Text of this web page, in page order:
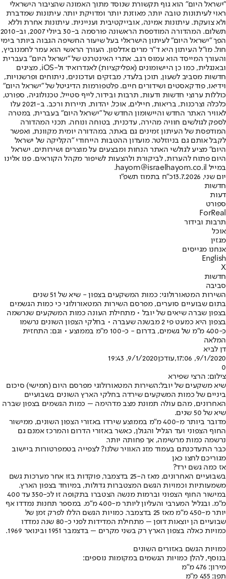
"ישראל היום" הוא גוף תקשורת שנוסד מתוך האמונה שהציבור הישראלי
ראוי לעיתונות טובה יותר, מאוזנת יותר ומדויקת יותר. עיתונות שמדברת
ולא צועקת. עיתונות אמינה, אובייקטיבית ועניינית. עיתונות אחרת וללא
תשלום. המהדורה המודפסת הראשונה פורסמה ב-30 ביולי 2007, וב-2010
הפך "ישראל היום" לעיתון הישראלי בעל שיעור החשיפה הגבוה ביותר בימי
חול. מו"ל העיתון היא ד"ר מרים אדלסון. העורך הראשי הוא עמר לחמנוביץ,
והעורך המייסד הוא עמוס רגב. אתרי האינטרנט של "ישראל היום" בעברית
ובאנגלית, כמו כן היישומונים (אפליקציות) לאנדרואיד ול-iOS, מציגים
חדשות מסביב לשעון, תוכן בלעדי, מבזקים ועדכונים, ניתוחים ופרשנויות,
וידיאו, פודקאסטים ושידורים חיים. פלטפורמות הדיגיטל של "ישראל היום"
כוללות ערוצי חדשות ודעות, תרבות ובידור, לייף סטייל, טכנולוגיה, ספורט,
כלכלה וצרכנות, בריאות, חיילים, אוכל, יהדות, תיירות ורכב. ב-2021 עלו
לאוויר האתר החדש והיישומון החדש של "ישראל היום" בעברית, במטרה
לספק לגולשים חוויה מהירה, עדכנית, בטוחה ונוחה. תכני המהדורה
המודפסת של העיתון זמינים גם באתר, במהדורה יומית מקוונת, ואפשר
לקבל אותם גם בניוזלטר. מועדון ההטבות הייחודי "הקליקה של ישראל
היום" מציע לגולשי האתר הנחות ומבצעים על מוצרים ושירותים. ישראל
היום פתוח להערות, לביקורת ולהצעות לשיפור מקהל הקוראים. פנו אלינו
במייל hayom@israelhayom.co.il.
יום שני, 13.7.2026
כ"ח בתמוז תשפ"ו
חדשות
דעות
ספורט
ForReal
תרבות ובידור
אוכל
מגזין
אנחנו מגייסים
English
X
חדשות
סביבה
השירות המטאורולוגי: כמות המשקעים בצפון - שיא של 51 שנים
בתום שבועיים סוערים, מפרסם השירות המטאורולוגי כי כמות הגשמים
בצפון שברה שיאים של יובל • מתחילת העונה כמות המשקעים שנרשמה
בצפון היא כמעט פי 2 מבשנה שעברה • בחלקי הצפון השונים נרשמו
כ-400 מ"מ של גשמים, בדרום - כ-100 מ"מ בממוצע • וגם: התחזית
המלאה
דן לביא
9/1/2020, 17:06
,עודכן9/1/2020, 19:43
0
צילום: הרצי שפירא
שיא משקעים של יובל:השירות המטאורולוגי מפרסם היום (חמישי) סיכום
ביניים של כמות המשקעים שירדה בחלקי הארץ השונים בשבועיים
האחרונים, מהם עולה תמונת מצב מדהימה – כמות הגשמים בצפון שברה
שיא של 50 שנים.
מדובר ביותר מ-400 מ"מ בממוצע שירדו באזורי הצפון השונים, ממישור
החוף הצפוני ועד הגליל והגולן, כאשר באזורי הדרום והמרכז אמנם גם
נרשמה כמות מרשימה, אך פחותה יותר.
כבר התעדכנתם בעמוד מזג האוויר שלנו? לצפייה בטמפרטורות ביישוב
מגוריכם לחצו כאן
אז כמה גשם ירד?
בשבועיים האחרונים, מאז ה-25 בדצמבר, פוקדות בזו אחר מערכות גשם
משמעותיות וכמויות הגשם המצטברות גדולות, במיוחד בצפון הארץ.
במישור החוף הצפוני וברמות מנשה הצטברו בתקופה זו לכ-350 עד 400
מ"מ. ובגליל המערבי והעליון ליותר מ-400 מ"מ. במספר תחנות נמדדו אף
יותר מ-450 מ"מ מאז 25 בדצמבר. כמויות הגשם הללו לפרק זמן של
שבועיים הן יוצאות דופן – מתחילת המדידות לפני כ-80 שנה נמדדו
כמויות כאלה בצפון הארץ רק בשני מקרים – בדצמבר 1951 ובינואר 1969.
כמויות הגשם באזורים השונים
בנוסף, להלן כמויות הגשמים במקומות נוספים:
מירון: 476 מ"מ
תפן: 455 מ"מ